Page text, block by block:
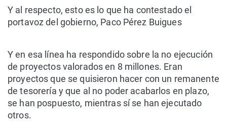
Y al respecto, esto es lo que ha contestado el
portavoz del gobierno, Paco Pérez Buigues
Y en esa línea ha respondido sobre la no ejecución
de proyectos valorados en 8 millones. Eran
proyectos que se quisieron hacer con un remanente
de tesorería y que al no poder acabarlos en plazo,
se han pospuesto, mientras sí se han ejecutado
otros.